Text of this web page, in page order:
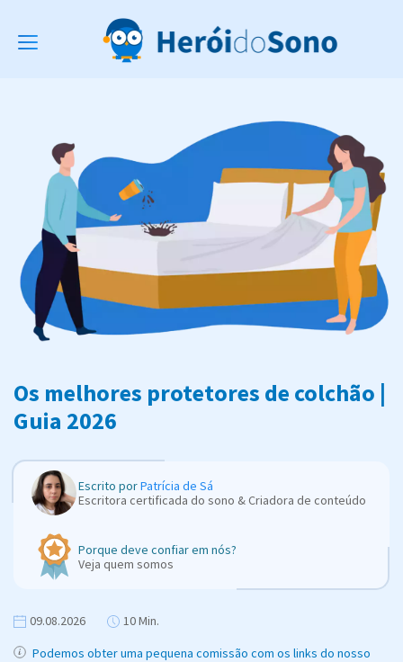
Toggle
Os melhores protetores de colchão |
Guia 2026
Escrito porPatrícia de Sá
Escritora certificada do sono & Criadora de conteúdo
Porque deve confiar em nós?
Veja quem somos
09.08.2026
10 Min.
Podemos obter uma pequena comissão com os links do nosso